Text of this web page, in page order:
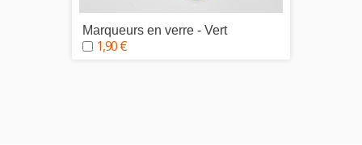
Marqueurs en verre - Vert
1,90 €